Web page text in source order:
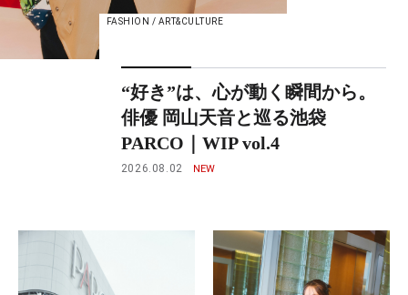
FASHION / ART&CULTURE
“好き”は、心が動く瞬間から。
俳優 岡山天音と巡る池袋
PARCO｜WIP vol.4
2026.08.02